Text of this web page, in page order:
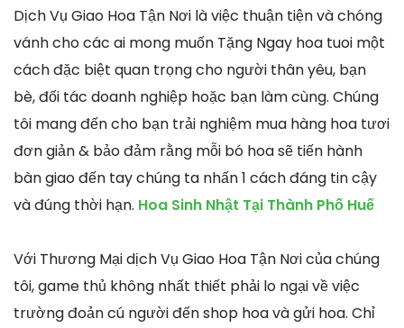
Dịch Vụ Giao Hoa Tận Nơi là việc thuận tiện và chóng
vánh cho các ai mong muốn Tặng Ngay hoa tuoi một
cách đặc biệt quan trọng cho người thân yêu, bạn
bè, đối tác doanh nghiệp hoặc bạn làm cùng. Chúng
tôi mang đến cho bạn trải nghiệm mua hàng hoa tươi
đơn giản & bảo đảm rằng mỗi bó hoa sẽ tiến hành
bàn giao đến tay chúng ta nhấn 1 cách đáng tin cậy
và đúng thời hạn. Hoa Sinh Nhật Tại Thành Phố Huế
Với Thương Mại dịch Vụ Giao Hoa Tận Nơi của chúng
tôi, game thủ không nhất thiết phải lo ngại về việc
trường đoản cú người đến shop hoa và gửi hoa. Chỉ